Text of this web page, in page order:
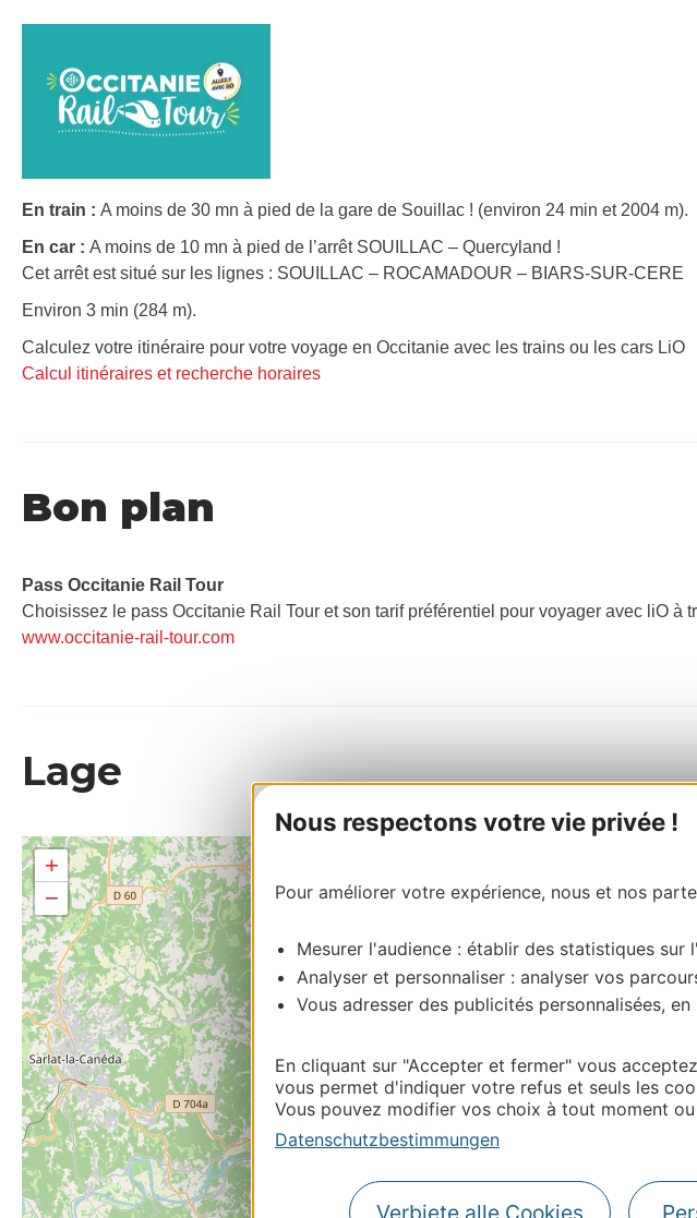
Nous respectons votre vie privée !
Pour améliorer votre expérience, nous et nos
Mesurer l'audience : établir des statistiques
Analyser et personnaliser : analyser vos
Vous adresser des publicités personnalisées,
En cliquant sur "Accepter et fermer" vous
vous permet d'indiquer votre refus et seuls les
Vous pouvez modifier vos choix à tout moment
Datenschutzbestimmungen
En train : A moins de 30 mn à pied de la gare de Souillac ! (environ 24 min et 2004 m).
En car : A moins de 10 mn à pied de l’arrêt SOUILLAC – Quercyland !
Cet arrêt est situé sur les lignes : SOUILLAC – ROCAMADOUR – BIARS-SUR-CERE
Environ 3 min (284 m).
Calculez votre itinéraire pour votre voyage en Occitanie avec les trains ou les cars LiO
Calcul itinéraires et recherche horaires
Bon plan
Pass Occitanie Rail Tour​
Choisissez le pass Occitanie Rail Tour et son tarif préférentiel pour voyager avec liO à
www.occitanie-rail-tour.com
Lage
+
−